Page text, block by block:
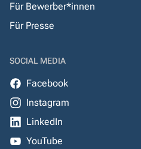
Für Bewerber*innen
Für Presse
SOCIAL MEDIA
Facebook
Instagram
LinkedIn
YouTube